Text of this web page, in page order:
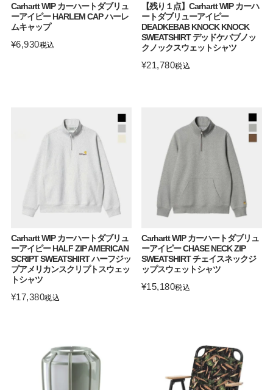
Carhartt WIP カーハートダブリュ
ーアイピー HARLEM CAP ハーレ
ムキャップ
¥6,930税込
【残り１点】Carhartt WIP カーハ
ートダブリューアイピー
DEADKEBAB KNOCK KNOCK
SWEATSHIRT デッドケバブノッ
クノックスウェットシャツ
¥21,780税込
Carhartt WIP カーハートダブリュ
ーアイピー HALF ZIP AMERICAN
SCRIPT SWEATSHIRT ハーフジッ
プアメリカンスクリプトスウェッ
トシャツ
¥17,380税込
Carhartt WIP カーハートダブリュ
ーアイピー CHASE NECK ZIP
SWEATSHIRT チェイスネックジ
ップスウェットシャツ
¥15,180税込